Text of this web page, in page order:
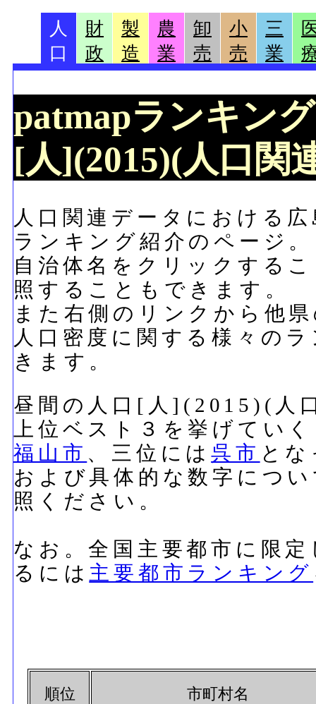
人
口
財
政
製
造
農
業
卸
売
小
売
三
業
patmapランキン
[人](2015)(人口関
人口関連データにおける
ランキング紹介のページ。
自治体名をクリックする
照することもできます。
また右側のリンクから他
人口密度に関する様々の
きます。
昼間の人口[人](2015)(人
上位ベスト３を挙げてい
福山市 、三位には呉市 と
および具体的な数字につ
照ください。
なお。全国主要都市に限
るには 主要都市ランキング
順位 市町村名